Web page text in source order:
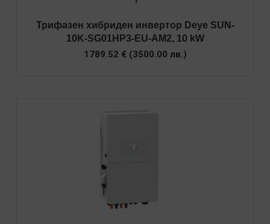
Трифазен хибриден инвертор Deye SUN-
10K-SG01HP3-EU-AM2, 10 kW
1789.52 € (3500.00 лв.)